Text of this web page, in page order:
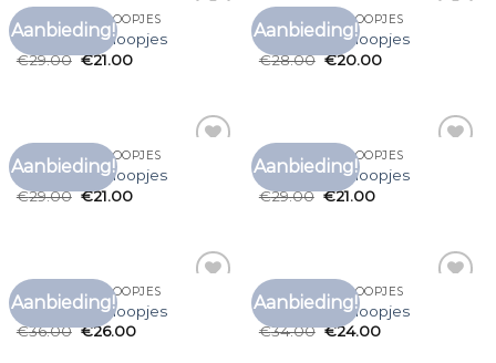
Aanbieding!
T SHIRT MET KNOOPJES
t shirt met knoopjes
€29.00 €21.00
Aanbieding!
T SHIRT MET KNOOPJES
t shirt met knoopjes
€28.00 €20.00
Aanbieding!
T SHIRT MET KNOOPJES
t shirt met knoopjes
€29.00 €21.00
Aanbieding!
T SHIRT MET KNOOPJES
t shirt met knoopjes
€29.00 €21.00
Aanbieding!
T SHIRT MET KNOOPJES
t shirt met knoopjes
€36.00 €26.00
Aanbieding!
T SHIRT MET KNOOPJES
t shirt met knoopjes
€34.00 €24.00